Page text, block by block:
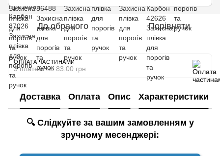
До обраного Порівняти
ОПЛАТА ЧАСТИНАМИ
3 платежі по 83.00 грн
Доставка Оплата Опис Характеристики
🔍 Слідкуйте за вашим замовленням у
зручному месенджері: